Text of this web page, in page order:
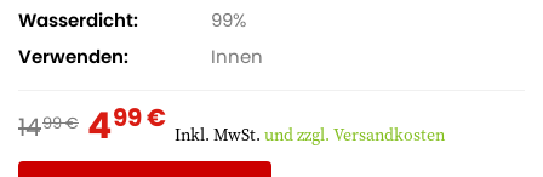
Wasserdicht
99%
Verwenden
Innen
1499 € 499 € Inkl. MwSt. und zzgl. Versandkosten